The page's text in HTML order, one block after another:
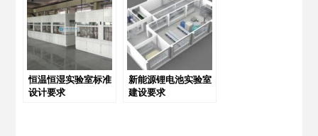
恒温恒湿实验室标准
设计要求
新能源锂电池实验室
建设要求